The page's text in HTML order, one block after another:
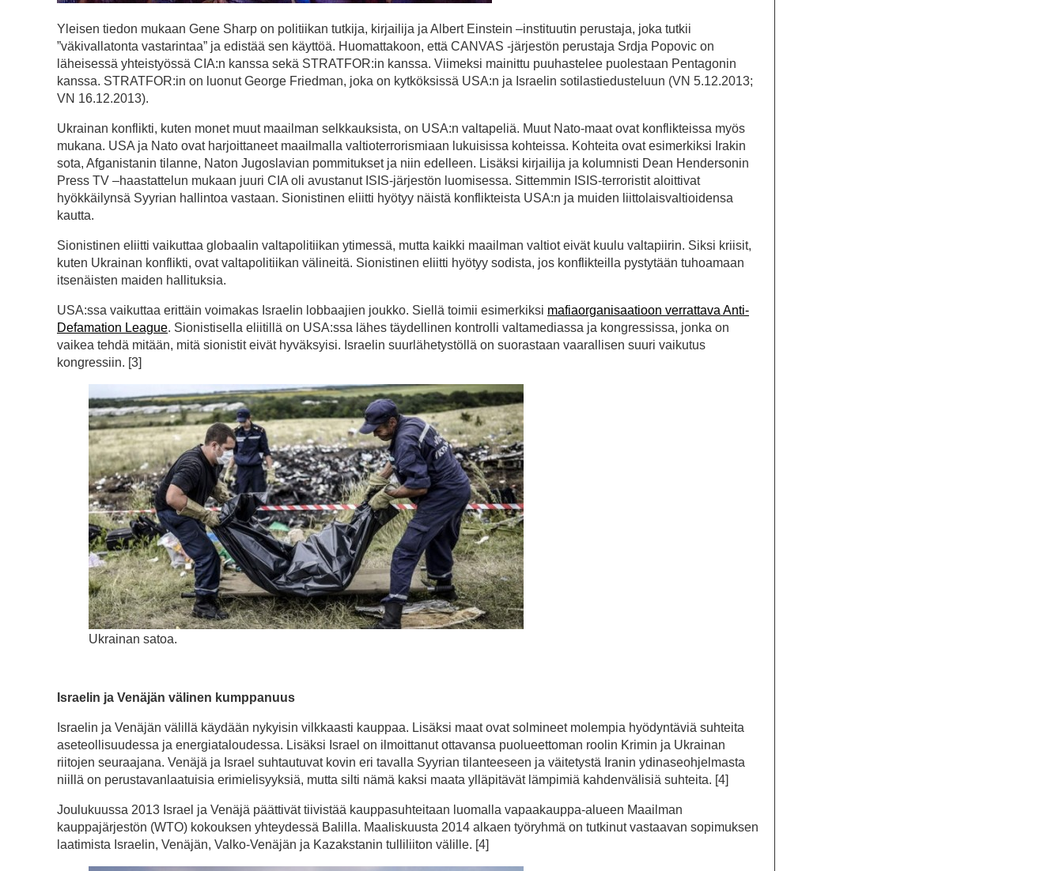
Yleisen tiedon mukaan Gene Sharp on politiikan tutkija, kirjailija ja Albert Einstein –instituutin perustaja, joka tutkii
”väkivallatonta vastarintaa” ja edistää sen käyttöä. Huomattakoon, että CANVAS -järjestön perustaja Srdja Popovic on
läheisessä yhteistyössä CIA:n kanssa sekä STRATFOR:in kanssa. Viimeksi mainittu puuhastelee puolestaan Pentagonin
kanssa. STRATFOR:in on luonut George Friedman, joka on kytköksissä USA:n ja Israelin sotilastiedusteluun (VN 5.12.2013;
VN 16.12.2013).
Ukrainan konflikti, kuten monet muut maailman selkkauksista, on USA:n valtapeliä. Muut Nato-maat ovat konflikteissa myös
mukana. USA ja Nato ovat harjoittaneet maailmalla valtioterrorismiaan lukuisissa kohteissa. Kohteita ovat esimerkiksi Irakin
sota, Afganistanin tilanne, Naton Jugoslavian pommitukset ja niin edelleen. Lisäksi kirjailija ja kolumnisti Dean Hendersonin
Press TV –haastattelun mukaan juuri CIA oli avustanut ISIS-järjestön luomisessa. Sittemmin ISIS-terroristit aloittivat
hyökkäilynsä Syyrian hallintoa vastaan. Sionistinen eliitti hyötyy näistä konflikteista USA:n ja muiden liittolaisvaltioidensa
kautta.
Sionistinen eliitti vaikuttaa globaalin valtapolitiikan ytimessä, mutta kaikki maailman valtiot eivät kuulu valtapiirin. Siksi kriisit,
kuten Ukrainan konflikti, ovat valtapolitiikan välineitä. Sionistinen eliitti hyötyy sodista, jos konflikteilla pystytään tuhoamaan
itsenäisten maiden hallituksia.
USA:ssa vaikuttaa erittäin voimakas Israelin lobbaajien joukko. Siellä toimii esimerkiksi mafiaorganisaatioon verrattava Anti-
Defamation League. Sionistisella eliitillä on USA:ssa lähes täydellinen kontrolli valtamediassa ja kongressissa, jonka on
vaikea tehdä mitään, mitä sionistit eivät hyväksyisi. Israelin suurlähetystöllä on suorastaan vaarallisen suuri vaikutus
kongressiin. [3]
Ukrainan satoa.
Israelin ja Venäjän välinen kumppanuus
Israelin ja Venäjän välillä käydään nykyisin vilkkaasti kauppaa. Lisäksi maat ovat solmineet molempia hyödyntäviä suhteita
aseteollisuudessa ja energiataloudessa. Lisäksi Israel on ilmoittanut ottavansa puolueettoman roolin Krimin ja Ukrainan
riitojen seuraajana. Venäjä ja Israel suhtautuvat kovin eri tavalla Syyrian tilanteeseen ja väitetystä Iranin ydinaseohjelmasta
niillä on perustavanlaatuisia erimielisyyksiä, mutta silti nämä kaksi maata ylläpitävät lämpimiä kahdenvälisiä suhteita. [4]
Joulukuussa 2013 Israel ja Venäjä päättivät tiivistää kauppasuhteitaan luomalla vapaakauppa-alueen Maailman
kauppajärjestön (WTO) kokouksen yhteydessä Balilla. Maaliskuusta 2014 alkaen työryhmä on tutkinut vastaavan sopimuksen
laatimista Israelin, Venäjän, Valko-Venäjän ja Kazakstanin tulliliiton välille. [4]